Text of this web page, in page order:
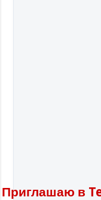
Приглашаю в